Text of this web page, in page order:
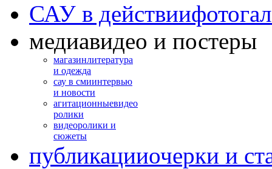
САУ в действии
медиавидео и постеры
магазинлитература
и одежда
сау в смиинтервью
и новости
агитационныевидео
ролики
видеоролики и
сюжеты
публикацииочерки и